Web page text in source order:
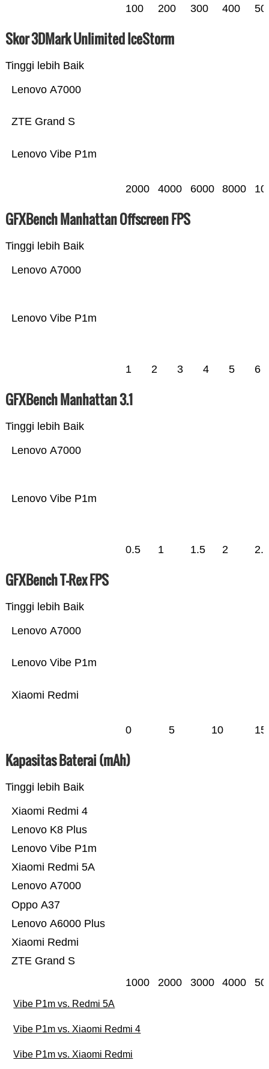
100 200 300 400
Skor 3DMark Unlimited IceStorm
Tinggi lebih Baik
Lenovo Vibe P1m
ZTE Grand S
Lenovo A7000
2000 4000 6000 8000
GFXBench Manhattan Offscreen FPS
Tinggi lebih Baik
Lenovo Vibe P1m
Lenovo A7000
1 2 3 4 5 6
GFXBench Manhattan 3.1
Tinggi lebih Baik
Lenovo Vibe P1m
Lenovo A7000
0.5 1 1.5 2 2.5
GFXBench T-Rex FPS
Tinggi lebih Baik
Xiaomi Redmi
Lenovo Vibe P1m
Lenovo A7000
0 5 10 15
Kapasitas Baterai (mAh)
Tinggi lebih Baik
ZTE Grand S
Xiaomi Redmi
Lenovo A6000 Plus
Oppo A37
Lenovo A7000
Xiaomi Redmi 5A
Lenovo Vibe P1m
Lenovo K8 Plus
Xiaomi Redmi 4
1000 2000 3000 4000
Vibe P1m vs. Redmi 5A
Vibe P1m vs. Xiaomi Redmi 4
Vibe P1m vs. Xiaomi Redmi